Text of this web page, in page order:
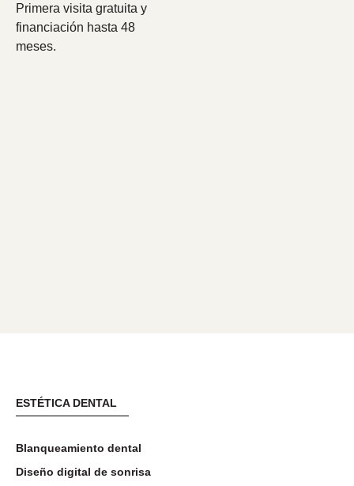
Primera visita gratuita y
financiación hasta 48
meses.
ESTÉTICA DENTAL
Blanqueamiento dental
Diseño digital de sonrisa